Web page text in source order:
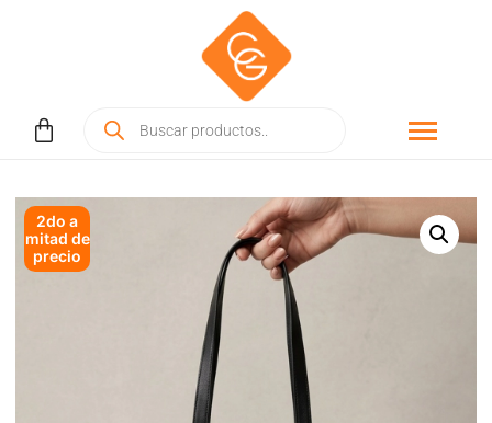
2do a
mitad de
precio